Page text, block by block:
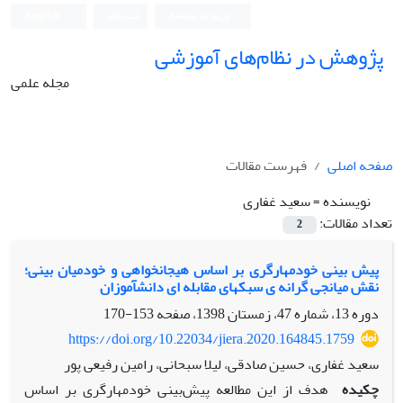
پژوهش در نظام‌های آموزشی
مجله علمی
صفحه اصلی
فهرست مقالات
نویسنده =سعید غفاری
تعداد مقالات:
2
پیش ‏بینی خودمهارگری بر اساس هیجان‏خواهی و خودمیان‏ بینی؛
نقش میانجی‏ گرانه‏ ی سبک‏های مقابله ‏ای دانش‏آموزان
دوره 13، شماره 47، زمستان 1398، صفحه
153-170
https://doi.org/10.22034/jiera.2020.164845.1759
سعید غفاری، حسین صادقی، لیلا سبحانی، رامین رفیعی پور
چکیده هدف از این مطالعه پیش‌بینی خودمهارگری بر اساس